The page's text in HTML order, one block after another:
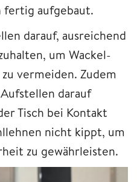
fertig aufgebaut.
darauf, ausreichend
um Wackel-
vermeiden. Zudem
darauf
Tisch bei Kontakt
nicht kippt, um
zu gewährleisten.